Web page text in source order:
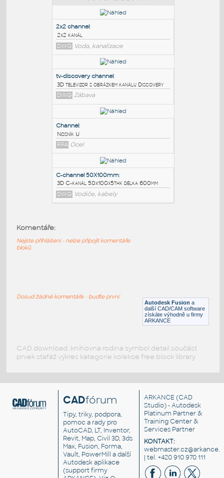
PODOBNÉ BLOKY:
2x2 channel:
DWG
tv-discovery channel
3D televizor s obrázkem kanálu Discovery
DWG Zábava
RFA Ocel
Vodiče, kabely Autodesk Fusion a
další CAD/CAM software
získáte výhodně u firmy
ARKANCE
Komentáře:
Nejste přihlášeni - nelze připojit komentáře
bloků
Dosud žádné komentáře - buďte první
CAD download: knihovna rodina symbol detail součást
prvek stafáž výkres kategorie kolekce free block library
CADfórum
Tipy, triky, podpora,
pomoc a rady pro
AutoCAD, LT, Inventor,
Revit, Map, Civil 3D, 3ds
Max, Fusion, Forma,
Vault, PowerMill a další
Autodesk aplikace
(support firmy
ARKANCE (CAD
Studio) - Autodesk
Platinum Partner &
Training Center &
Services Partner
KONTAKT:
| tel. +420 910 970 111